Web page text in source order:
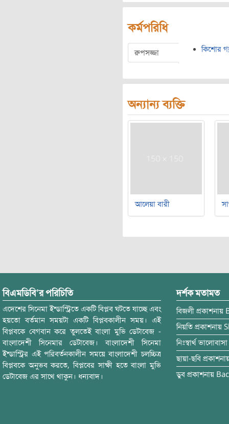
কর্মপরিধি
রুপসজ্জা কিশোর
অন্যান্য ব্যক্তি
আলেয়া বারী
বিএমডিবি’র পরিচিতি
এদেশের সিনেমা ইন্ডাস্ট্রিতে একটি বিপ্লব ঘটতে যাচ্ছে এবং
হয়তো বর্তমান সময়টা একটি বিপ্লবকালীন সময়। এই
বিপ্লবকে বেগবান করে তুলতেই বাংলা মুভি ডেটাবেজ -
বাংলাদেশী সিনেমার ডেটাবেজ। বাংলাদেশী সিনেমা
ইন্ডাস্ট্রির এই পরিবর্তনকালীন সময়ে বাংলাদেশী চলচ্চিত্র
বিপ্লবকে অনুভব করতে, বিপ্লবের সাক্ষী হতে বাংলা মুভি
ডেটাবেজ এর সাথে থাকুন। ধন্যবাদ।
দর্শক মতামত
বিজলী প্রকাশনায়
নিয়তি প্রকাশনায়
নিঃস্বার্থ ভালোবাসা
ছায়া-ছবি
ডুব প্রকাশনায়